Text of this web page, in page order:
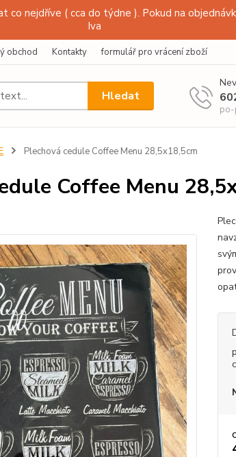
co nejdříve ( cca do týdne ). Pokud na
Iva
obchod Kontakty formulář pro vrácení zboží
Hledat
Plechová cedule Coffee Menu 28,5x18,5cm
Coffee Menu